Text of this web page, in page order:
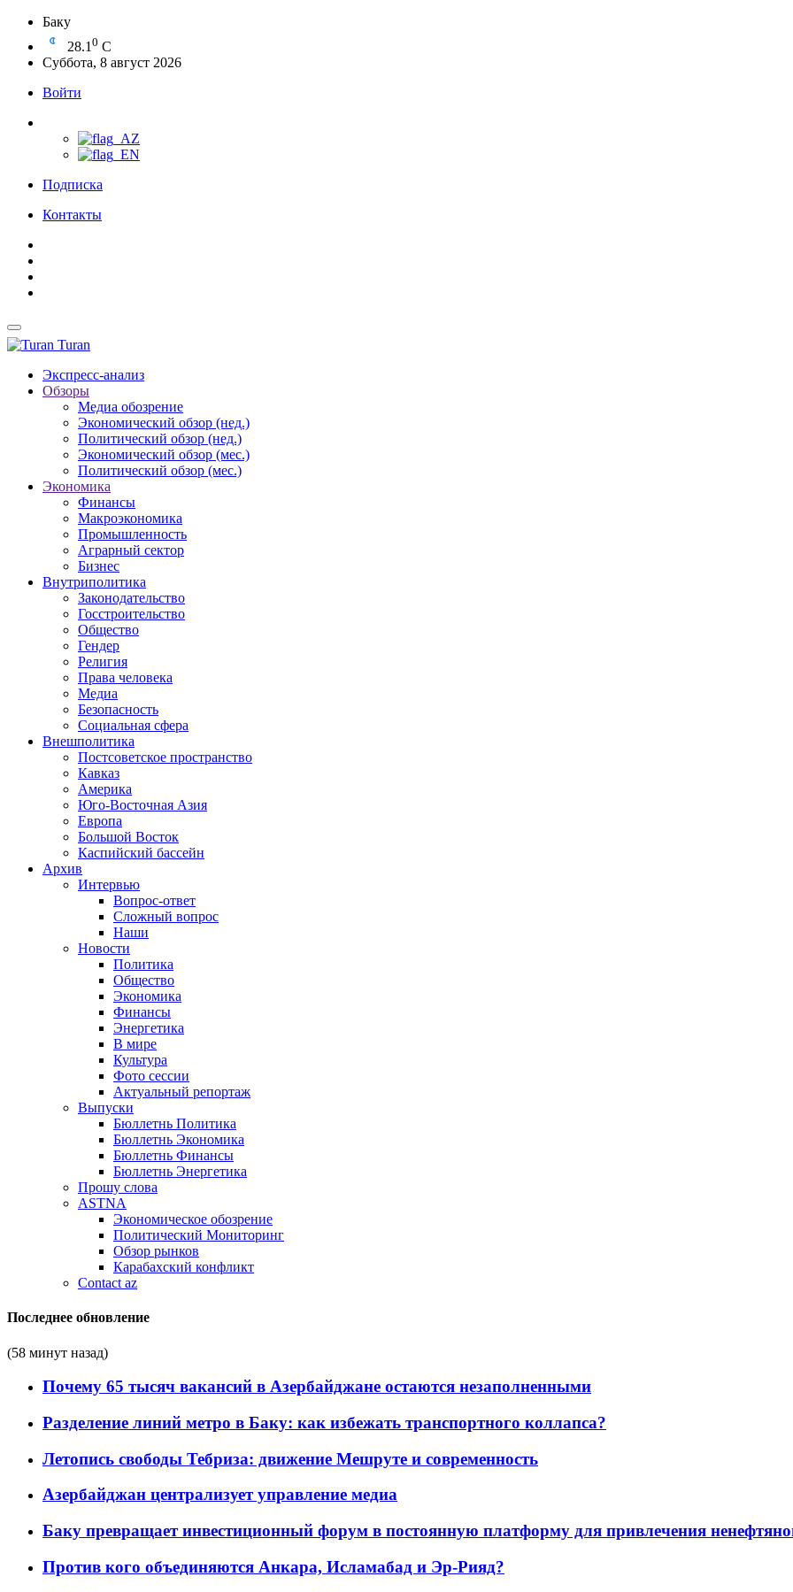
Баку
28.1 0 C
Суббота, 8 август 2026
Войти
Подписка
Контакты
Turan
Экспресс-анализ
Обзоры
Медиа обозрение
Экономический обзор (нед.)
Политический обзор (нед.)
Экономический обзор (мес.)
Политический обзор (мес.)
Экономика
Финансы
Макроэкономика
Промышленность
Аграрный сектор
Бизнес
Внутриполитика
Законодательство
Госстроительство
Общество
Гендер
Религия
Права человека
Медиа
Безопасность
Социальная сфера
Внешполитика
Постсоветское пространство
Кавказ
Америка
Юго-Восточная Азия
Европа
Большой Восток
Каспийский бассейн
Архив
Интервью
Вопрос-ответ
Сложный вопрос
Наши
Новости
Политика
Общество
Экономика
Финансы
Энергетика
В мире
Культура
Фото сессии
Актуальный репортаж
Выпуски
Бюллетнь Политика
Бюллетнь Экономика
Бюллетнь Финансы
Бюллетнь Энергетика
Прошу слова
ASTNA
Экономическое обозрение
Политический Мониторинг
Обзор рынков
Карабахский конфликт
Contact az
Последнее обновление
(58 минут назад)
Почему 65 тысяч вакансий в Азербайджане остаются незаполненными
Разделение линий метро в Баку: как избежать транспортного коллапса?
Летопись свободы Тебриза: движение Мешруте и современность
Азербайджан централизует управление медиа
Баку превращает инвестиционный форум в постоянную платформу для привлечения
Против кого объединяются Анкара, Исламабад и Эр-Рияд?